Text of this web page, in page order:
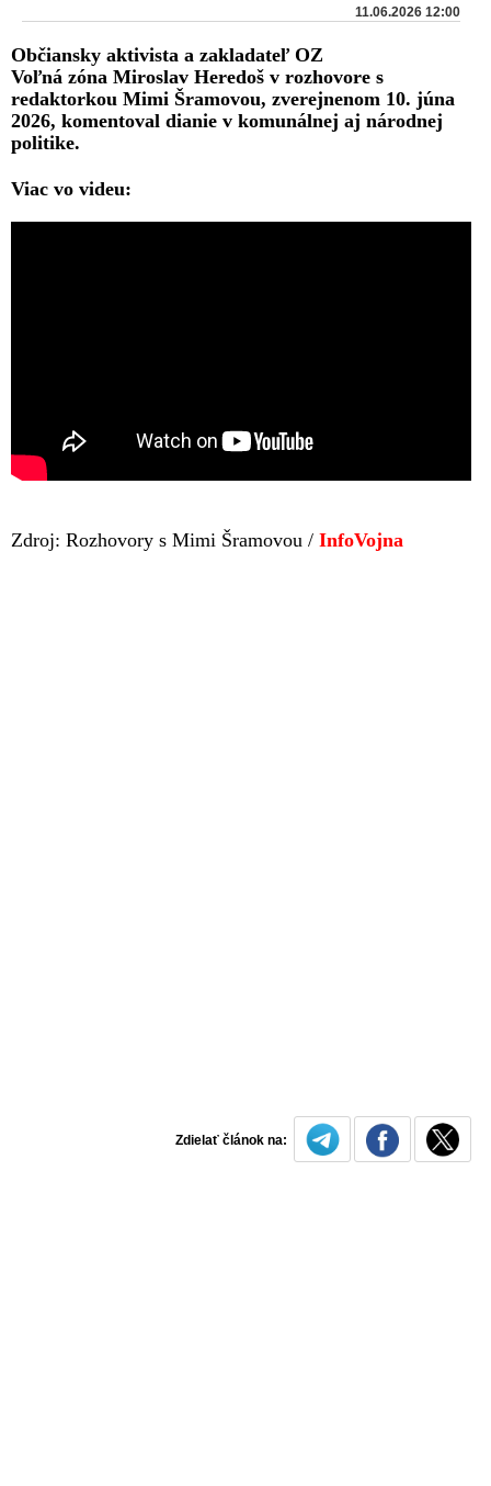
11.06.2026 12:00
Občiansky aktivista a zakladateľ OZ
Voľná zóna Miroslav Heredoš v rozhovore s
redaktorkou Mimi Šramovou, zverejnenom 10. júna
2026, komentoval dianie v komunálnej aj národnej
politike.
Viac vo videu:
Zdroj: Rozhovory s Mimi Šramovou / InfoVojna
Zdielať článok na: